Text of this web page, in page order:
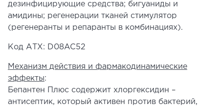
дезинфицирующие средства; бигуаниды и
амидины; регенерации тканей стимулятор
(регенеранты и репаранты в комбинациях).
Код АТХ: D08AC52
Механизм действия и фармакодинамические
эффекты:
Бепантен Плюс содержит хлоргексидин –
антисептик, который активен против бактерий,